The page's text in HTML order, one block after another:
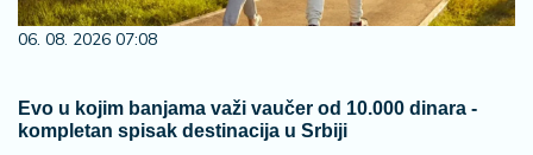
06. 08. 2026 07:08
Evo u kojim banjama važi vaučer od 10.000 dinara -
kompletan spisak destinacija u Srbiji